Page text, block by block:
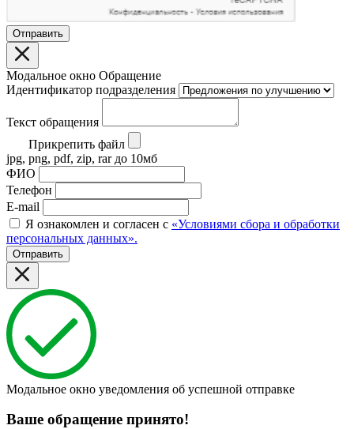
Отправить
Модальное окно Обращение
Идентификатор подразделения
Текст обращения
Прикрепить файл
jpg, png, pdf, zip, rar до 10мб
ФИО
Телефон
E-mail
Я ознакомлен и согласен с «Условиями сбора и обработки
персональных данных».
Отправить
Модальное окно уведомления об успешной отправке
Ваше обращение принято!